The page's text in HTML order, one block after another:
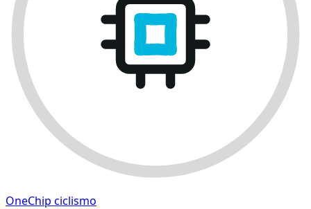
OneChip ciclismo